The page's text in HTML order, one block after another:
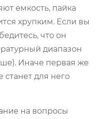
емкость, пайка
хрупким. Если вы
что он
диапазон
Иначе первая же
для него
на вопросы